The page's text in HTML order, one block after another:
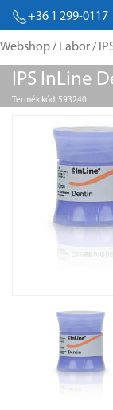
+36 1 299-0117
Webshop/ Labor/
IPS InLine
Termék kód: 593240